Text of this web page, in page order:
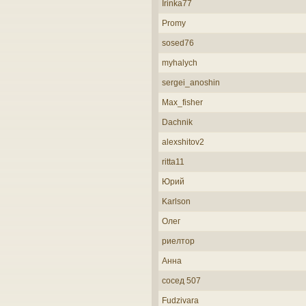
Irinka77
Promy
sosed76
myhalych
sergei_anoshin
Max_fisher
Dachnik
alexshitov2
ritta11
Юрий
Karlson
Олег
риелтор
Анна
сосед 507
Fudzivara